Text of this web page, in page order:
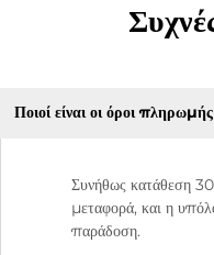
Ποιοί είναι οι όροι
Συνήθως κατάθεση
μεταφορά, και η
παράδοση.